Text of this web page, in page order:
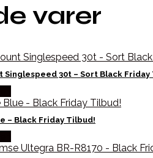
varer
Singlespeed 30t – Sort Black Friday
– Black Friday Tilbud!